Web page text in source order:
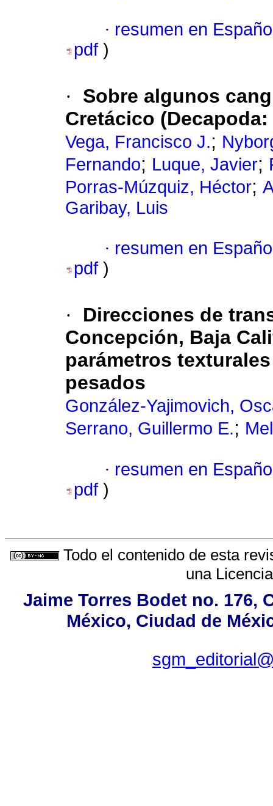
· resumen en
pdf )
·
Sobre algunos
Cretácico
Vega, Francisco J.;
Fernando; Luque, Javier;
Porras-Múzquiz, Héctor;
Garibay, Luis
· resumen en
pdf )
·
Direcciones de
Concepción, Baja
parámetros
pesados
González-Yajimovich,
Serrano, Guillermo E.;
· resumen en
pdf )
Todo el contenido de esta
una
Jaime Torres Bodet no. 176,
México, Ciudad de